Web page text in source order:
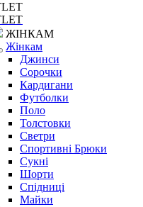
ЖІНКАМ
Жінкам
Джинси
Сорочки
Кардигани
Футболки
Поло
Толстовки
Светри
Спортивні Брюки
Сукні
Шорти
Спідниці
Майки